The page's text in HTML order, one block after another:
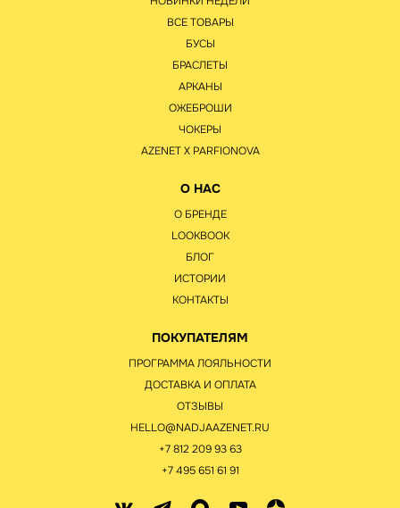
ВСЕ ТОВАРЫ
БУСЫ
БРАСЛЕТЫ
АРКАНЫ
ОЖЕБРОШИ
ЧОКЕРЫ
AZENET Х PARFIONOVA
О НАС
О БРЕНДЕ
LOOKBOOK
БЛОГ
ИСТОРИИ
КОНТАКТЫ
ПОКУПАТЕЛЯМ
ПРОГРАММА ЛОЯЛЬНОСТИ
ДОСТАВКА И ОПЛАТА
ОТЗЫВЫ
HELLO@NADJAAZENET.RU
+7 812 209 93 63
+7 495 651 61 91